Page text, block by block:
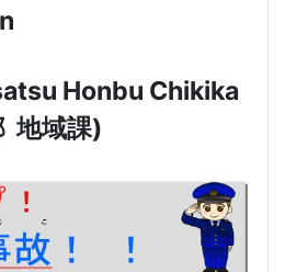
Honbu Chikika
地域課)